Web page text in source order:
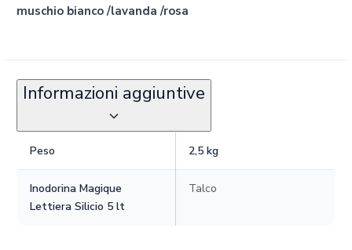
muschio bianco /lavanda /rosa
Informazioni aggiuntive
Peso 2,5 kg
Inodorina Magique
Lettiera Silicio 5 lt
Talco